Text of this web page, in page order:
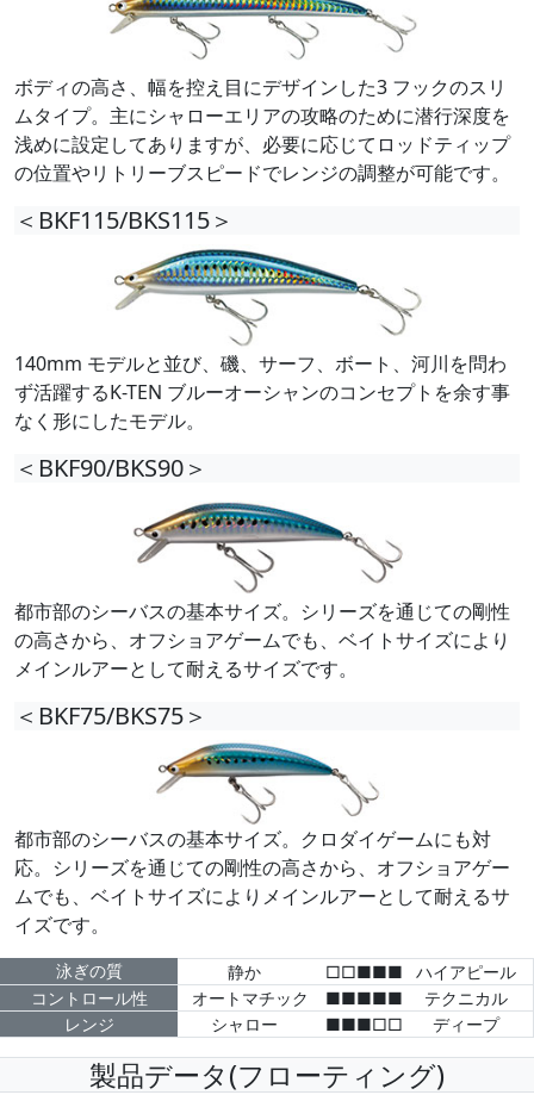
ボディの高さ、幅を控え目にデザインした3 フックのスリ
ムタイプ。主にシャローエリアの攻略のために潜行深度を
浅めに設定してありますが、必要に応じてロッドティップ
の位置やリトリーブスピードでレンジの調整が可能です。
＜BKF115/BKS115＞
140mm モデルと並び、磯、サーフ、ボート、河川を問わ
ず活躍するK-TEN ブルーオーシャンのコンセプトを余す事
なく形にしたモデル。
＜BKF90/BKS90＞
都市部のシーバスの基本サイズ。シリーズを通じての剛性
の高さから、オフショアゲームでも、ベイトサイズにより
メインルアーとして耐えるサイズです。
＜BKF75/BKS75＞
都市部のシーバスの基本サイズ。クロダイゲームにも対
応。シリーズを通じての剛性の高さから、オフショアゲー
ムでも、ベイトサイズによりメインルアーとして耐えるサ
イズです。
泳ぎの質 静か □□■■■
ハイアピール
コントロール性
オートマチック ■■■■■
テクニカル
レンジ
シャロー ■■■□□ ディープ
製品データ(フローティング)